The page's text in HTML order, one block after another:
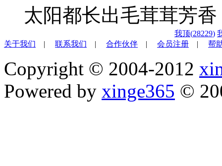
太阳都长出毛茸茸芳香
我顶(28229)
关于我们 | 联系我们 | 合作伙伴 | 会员注册 | 帮
Copyright © 2004-2012
Powered by xinge365 ©